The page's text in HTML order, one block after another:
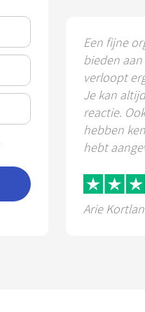
Een fijne
bieden
verloopt
Je kan
reactie.
hebben
hebt
Arie